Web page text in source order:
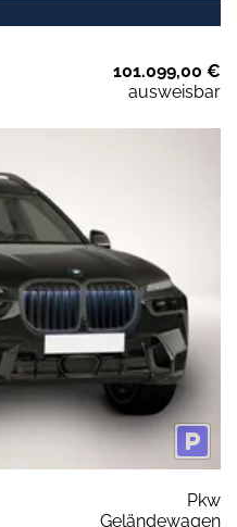
101.099,00 €
ausweisbar
Pkw
Geländewagen